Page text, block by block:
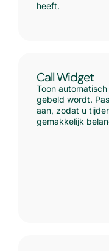
heeft.
Call Widget
Toon
gebeld wordt.
aan, zodat u
gemakkelijk